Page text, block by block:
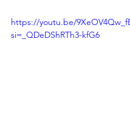
https://youtu.be/
si=_QDeDShRTh3-kfG6